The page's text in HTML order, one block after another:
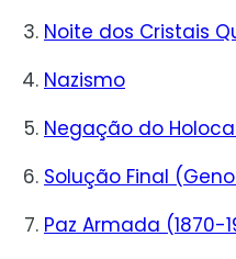
Noite dos Cristais
Nazismo
Negação do
Solução Final
Paz Armada (1870-